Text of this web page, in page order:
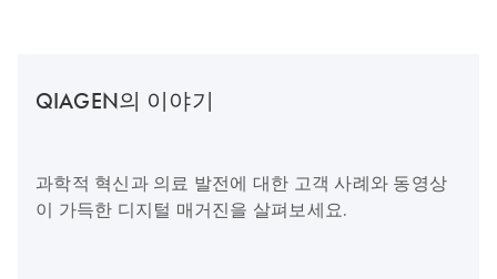
QIAGEN의 이야기
과학적 혁신과 의료 발전에 대한 고객 사례와 동영상
이 가득한 디지털 매거진을 살펴보세요.